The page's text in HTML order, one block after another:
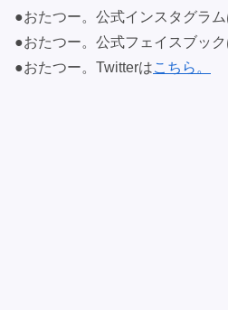
●おたつー。公式インスタグラム
●おたつー。公式フェイスブック
●おたつー。Twitterはこちら。